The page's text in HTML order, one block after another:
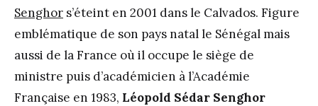
Senghor s’éteint en 2001 dans le Calvados. Figure
emblématique de son pays natal le Sénégal mais
aussi de la France où il occupe le siège de
ministre puis d’académicien à l’Académie
Française en 1983, Léopold Sédar Senghor